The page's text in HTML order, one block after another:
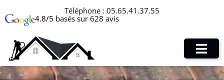
Téléphone : 05.65.41.37.55
4.8/5 basés sur 628 avis